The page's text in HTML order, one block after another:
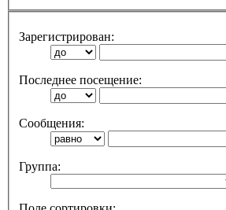
Зарегистрирован:
Последнее посещение:
Сообщения:
Группа: